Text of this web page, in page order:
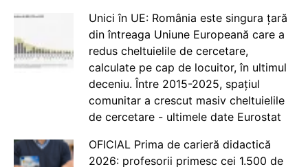
Unici în UE: România este singura țară
din întreaga Uniune Europeană care a
redus cheltuielile de cercetare,
calculate pe cap de locuitor, în ultimul
deceniu. Între 2015-2025, spațiul
comunitar a crescut masiv cheltuielile
de cercetare - ultimele date Eurostat
OFICIAL Prima de carieră didactică
2026: profesorii primesc cei 1.500 de